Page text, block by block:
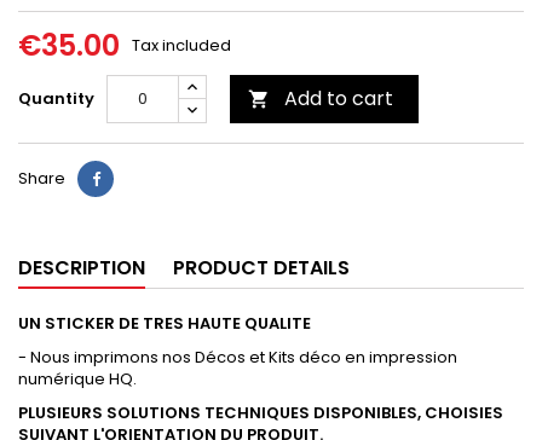
€35.00 Tax included
Quantity  Add to cart
Share
DESCRIPTION PRODUCT DETAILS
UN STICKER DE TRES HAUTE QUALITE
- Nous imprimons nos Décos et Kits déco en impression
numérique HQ.
PLUSIEURS SOLUTIONS TECHNIQUES DISPONIBLES, CHOISIES
SUIVANT L'ORIENTATION DU PRODUIT.